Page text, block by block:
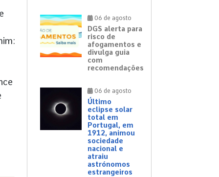
06 de agosto
DGS alerta para
risco de
afogamentos e
divulga guia
com
recomendações
06 de agosto
Último
eclipse solar
total em
Portugal, em
1912, animou
sociedade
nacional e
atraiu
astrónomos
estrangeiros